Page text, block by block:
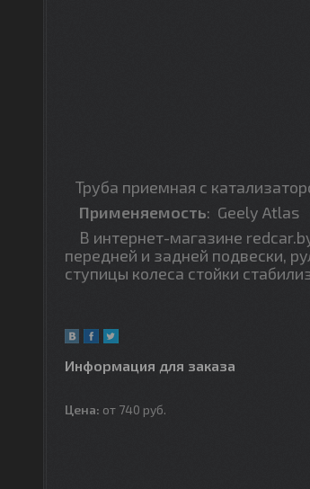
Труба приемная с
Применяемость: Geely Atlas
В интернет-магазине
передней и задней подвески,
ступицы колеса стойки
Информация для заказа
Цена: от 740 руб.